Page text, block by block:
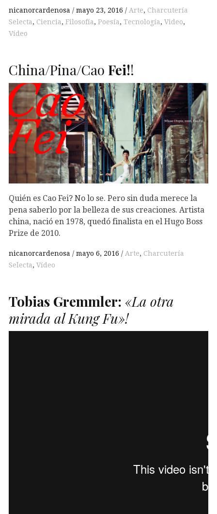
nicanorcardenosa mayo 23, 2016 Arte, Charcutería
Selecta, Ciencia, Filosofía, Poesía, Tecnología, Video,
Vídeo
China/Pina/Cao Fei!!
Quién es Cao Fei? No lo se. Pero sin duda merece la
pena saberlo por la belleza de sus creaciones. Artista
china, nació en 1978, quedó finalista en el Hugo Boss
Prize de 2010.
nicanorcardenosa mayo 6, 2016 Arte, Charcutería
Selecta, Vídeo
Tobias Gremmler: «La otra
mirada al Kung Fu»!